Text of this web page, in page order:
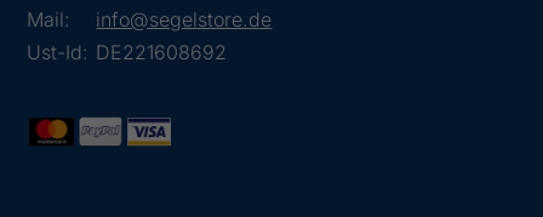
Mail:
info@segelstore.de
Ust-Id: DE221608692